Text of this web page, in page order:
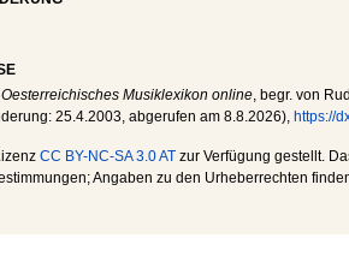
Oesterreichisches Musiklexikon online, begr. von
25.4.2003, abgerufen am 8.8.2026), https://
CC BY-NC-SA 3.0 AT zur Verfügung gestellt.
Angaben zu den Urheberrechten